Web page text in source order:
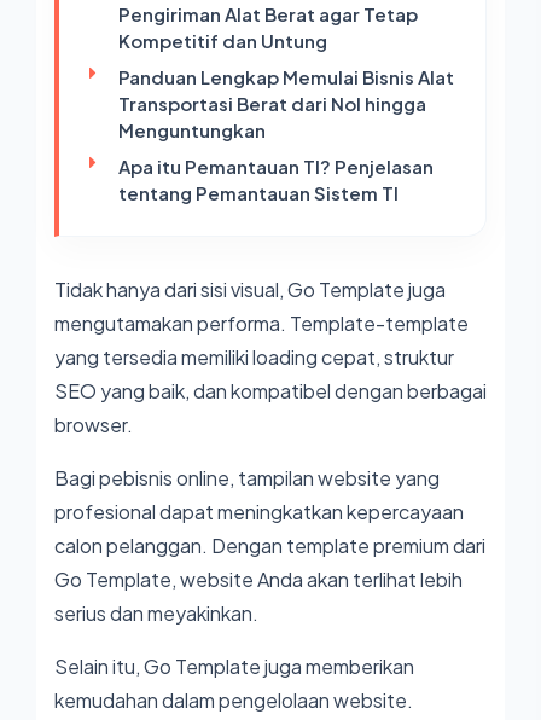
Pengiriman Alat Berat agar Tetap
Kompetitif dan Untung
Panduan Lengkap Memulai Bisnis Alat
Transportasi Berat dari Nol hingga
Menguntungkan
Apa itu Pemantauan TI? Penjelasan
tentang Pemantauan Sistem TI
Tidak hanya dari sisi visual, Go Template juga
mengutamakan performa. Template-template
yang tersedia memiliki loading cepat, struktur
SEO yang baik, dan kompatibel dengan berbagai
browser.
Bagi pebisnis online, tampilan website yang
profesional dapat meningkatkan kepercayaan
calon pelanggan. Dengan template premium dari
Go Template, website Anda akan terlihat lebih
serius dan meyakinkan.
Selain itu, Go Template juga memberikan
kemudahan dalam pengelolaan website.